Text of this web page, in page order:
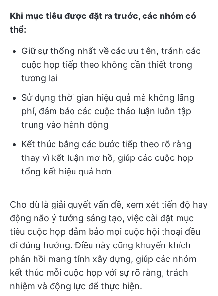
Khi mục tiêu được đặt ra trước, các nhóm có
thể:
Giữ sự thống nhất về các ưu tiên, tránh các
cuộc họp tiếp theo không cần thiết trong
tương lai
Sử dụng thời gian hiệu quả mà không lãng
phí, đảm bảo các cuộc thảo luận luôn tập
trung vào hành động
Kết thúc bằng các bước tiếp theo rõ ràng
thay vì kết luận mơ hồ, giúp các cuộc họp
tổng kết hiệu quả hơn
Cho dù là giải quyết vấn đề, xem xét tiến độ hay
động não ý tưởng sáng tạo, việc cài đặt mục
tiêu cuộc họp đảm bảo mọi cuộc hội thoại đều
đi đúng hướng. Điều này cũng khuyến khích
phản hồi mang tính xây dựng, giúp các nhóm
kết thúc mỗi cuộc họp với sự rõ ràng, trách
nhiệm và động lực để thực hiện.